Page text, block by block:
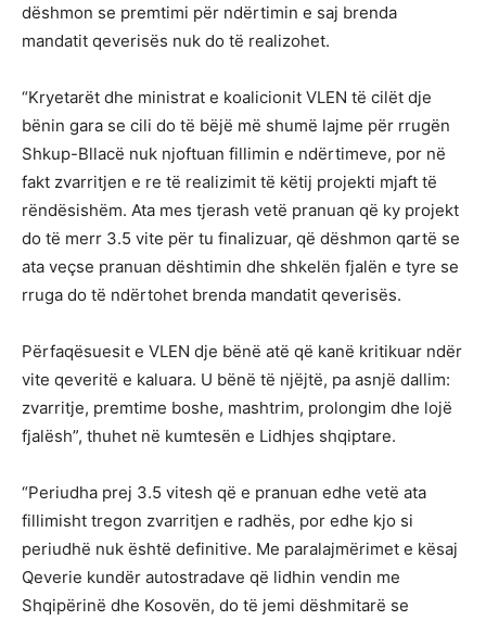
dëshmon se premtimi për ndërtimin e saj brenda
mandatit qeverisës nuk do të realizohet.
“Kryetarët dhe ministrat e koalicionit VLEN të cilët dje
bënin gara se cili do të bëjë më shumë lajme për rrugën
Shkup-Bllacë nuk njoftuan fillimin e ndërtimeve, por në
fakt zvarritjen e re të realizimit të këtij projekti mjaft të
rëndësishëm. Ata mes tjerash vetë pranuan që ky projekt
do të merr 3.5 vite për tu finalizuar, që dëshmon qartë se
ata veçse pranuan dështimin dhe shkelën fjalën e tyre se
rruga do të ndërtohet brenda mandatit qeverisës.
Përfaqësuesit e VLEN dje bënë atë që kanë kritikuar ndër
vite qeveritë e kaluara. U bënë të njëjtë, pa asnjë dallim:
zvarritje, premtime boshe, mashtrim, prolongim dhe lojë
fjalësh”, thuhet në kumtesën e Lidhjes shqiptare.
“Periudha prej 3.5 vitesh që e pranuan edhe vetë ata
fillimisht tregon zvarritjen e radhës, por edhe kjo si
periudhë nuk është definitive. Me paralajmërimet e kësaj
Qeverie kundër autostradave që lidhin vendin me
Shqipërinë dhe Kosovën, do të jemi dëshmitarë se